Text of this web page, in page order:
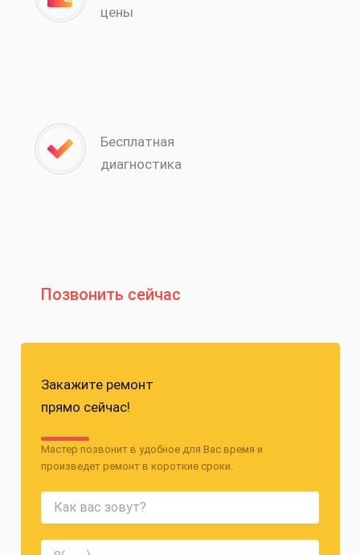
цены
Бесплатная
диагностика
Позвонить сейчас
Закажите ремонт
прямо сейчас!
Мастер позвонит в удобное для Вас время и
произведет ремонт в короткие сроки.